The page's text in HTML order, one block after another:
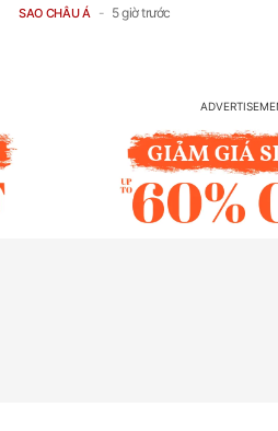
SAO CHÂU Á 5 giờ trước